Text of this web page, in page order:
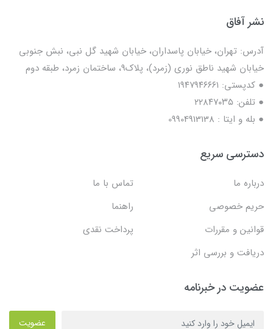
نشر آفاق
آدرس: تهران، خیابان پاسداران، خیابان شهید گل نبی، نبش جنوبی
خیابان شهید ناطق نوری (زمرد)، پلاک9، ساختمان زمرد، طبقه دوم
● کدپستی: ۱۹۴۷۹۴۶۶۶۱
● تلفن: ٢٢٨۴٧۰۳۵
● بله و ایتا : 09904913138
دسترسی سریع
درباره ما
تماس با ما
حریم خصوصی
راهنما
قوانین و مقررات
پرداخت نقدی
دریافت و بررسی اثر
عضویت در خبرنامه
عضویت